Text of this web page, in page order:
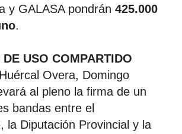
y GALASA pondrán 425.000
.
USO COMPARTIDO
Overa, Domingo
al pleno la firma de un
bandas entre el
la Diputación Provincial y la